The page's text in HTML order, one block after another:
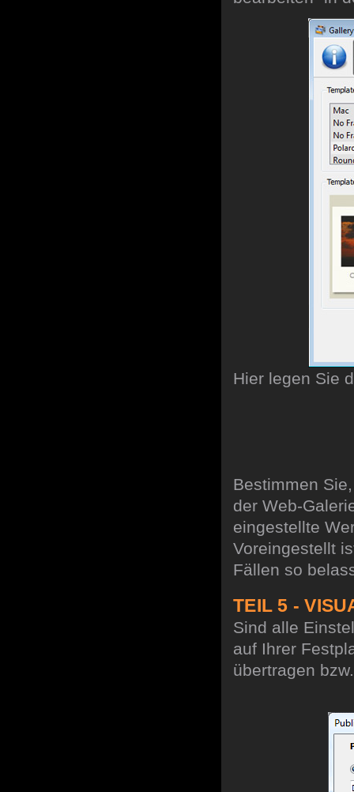
Hier legen Sie
Bestimmen
der Web-
eingestellte
Voreingestellt
Fällen so
TEIL 5 -
Sind alle
auf Ihrer
übertragen